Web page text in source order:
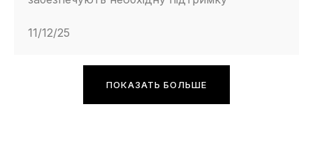
11/12/25
ПОКАЗАТЬ БОЛЬШЕ